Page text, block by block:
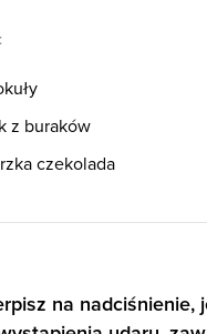
z buraków
czekolada
na